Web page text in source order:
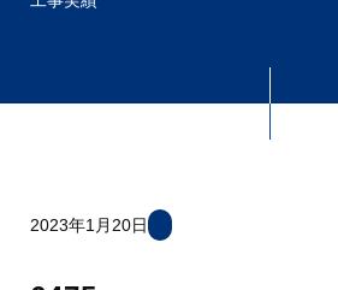
2023年1月20日